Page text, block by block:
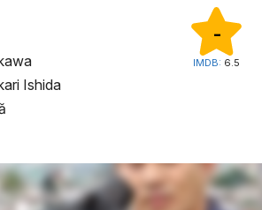
-
IMDB: 6.5
Ishida